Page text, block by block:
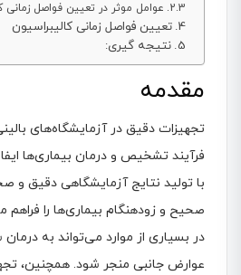
عوامل موثر در تعیین فواصل زمانی
تعیین فواصل زمانی کالیبراسیون
نتیجه گیری:
مقدمه
تجهیزات دقیق در آزمایشگاه‌های
فرآیند تشخیص و درمان بیماری‌ها
با تولید نتایج آزمایشگاهی دقیق
صحیح و زودهنگام بیماری‌ها را فراهم
در بسیاری از موارد می‌تواند به
عوارض جانبی منجر شود. همچنین،